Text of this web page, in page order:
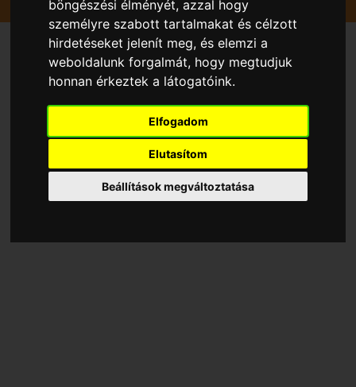
böngészési élményét, azzal hogy
személyre szabott tartalmakat és célzott
hirdetéseket jelenít meg, és elemzi a
weboldalunk forgalmát, hogy megtudjuk
honnan érkeztek a látogatóink.
Elfogadom
Elutasítom
Beállítások megváltoztatása
Gyümölcsök Őszibarack Redhaven